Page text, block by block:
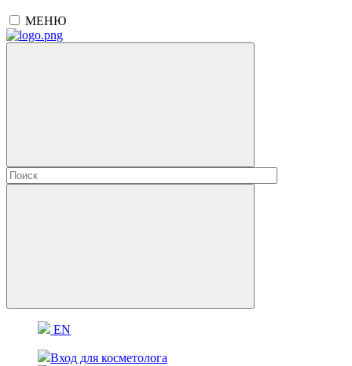
МЕНЮ
EN
Вход для косметолога